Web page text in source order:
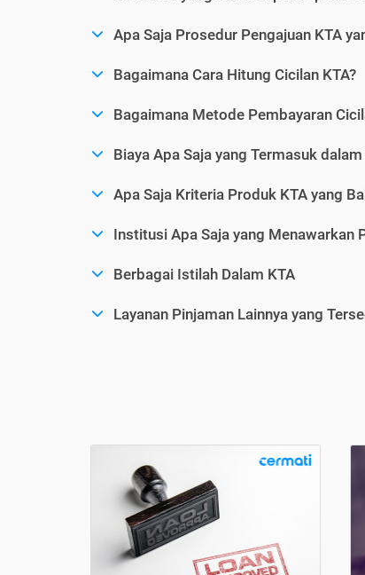
Apa Saja Prosedur Pengajuan KTA
Bagaimana Cara Hitung Cicilan KTA?
Bagaimana Metode Pembayaran
Biaya Apa Saja yang Termasuk
Apa Saja Kriteria Produk KTA yang
Institusi Apa Saja yang Menawarkan
Berbagai Istilah Dalam KTA
Layanan Pinjaman Lainnya yang